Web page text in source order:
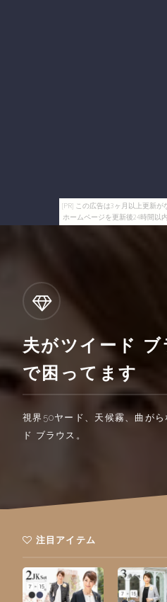
[PR] この広告は3ヶ月以上更新が
ホームページを更新後24時間以
夫がツイード
で困ってます
視界50ヤード、天候霧、曲が
ド ブラウス。
注目アイテム